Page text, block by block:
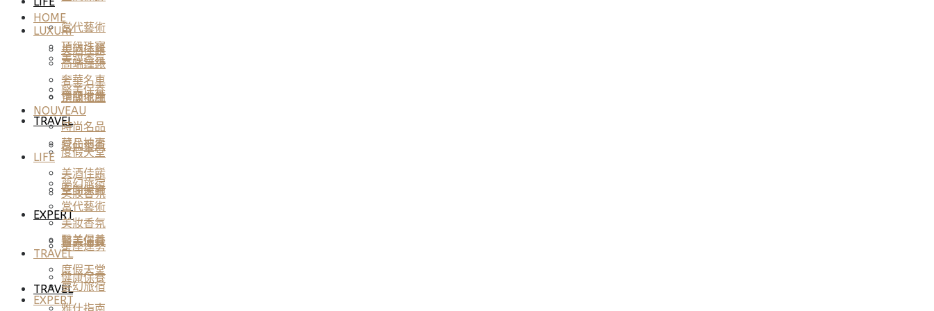
美酒佳餚
空間傢飾
當代藝術
美妝香氛
醫美保養
TRAVEL
當代藝術
美妝香氛
醫美保養
TRAVEL
度假天堂
夢幻旅宿
EXPERT
星座運勢
健康保養
HOME
LUXURY
頂級珠寶
高端鐘錶
奢華名車
頂級地產
NOUVEAU
時尚名品
藏品拍賣
LIFE
美酒佳餚
空間傢飾
當代藝術
美妝香氛
醫美保養
TRAVEL
度假天堂
夢幻旅宿
EXPERT